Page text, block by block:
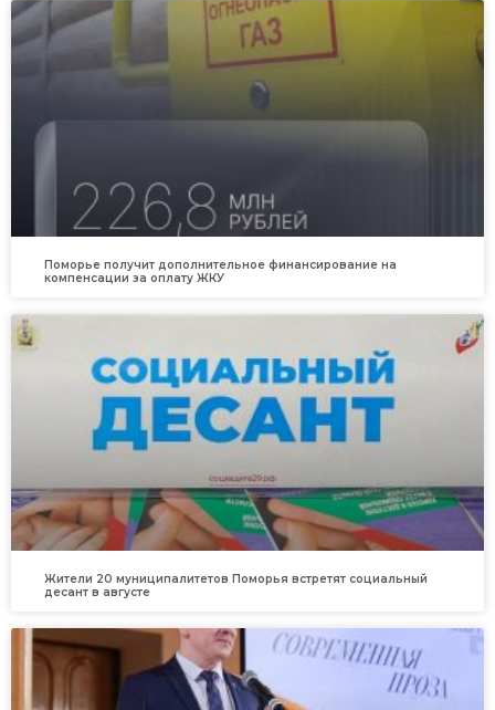
Поморье получит дополнительное финансирование на
компенсации за оплату ЖКУ
Жители 20 муниципалитетов Поморья встретят социальный
десант в августе